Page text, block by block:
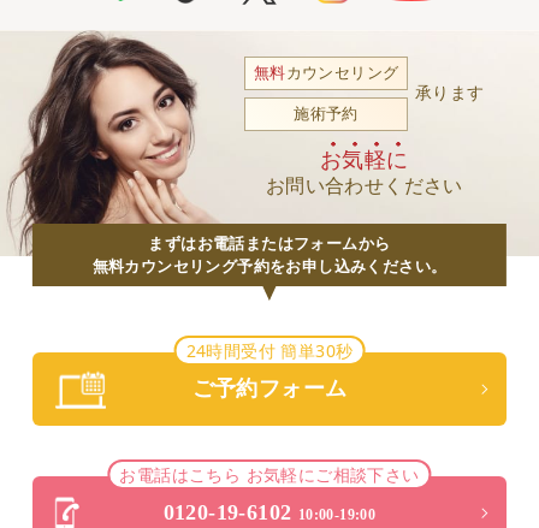
無料カウンセリング
施術予約
承ります
お気軽に
お問い合わせください
まずはお電話またはフォームから
無料カウンセリング予約をお申し込みください。
24時間受付 簡単30秒
ご予約フォーム
お電話はこちら お気軽にご相談下さい
0120-19-6102 10:00-19:00